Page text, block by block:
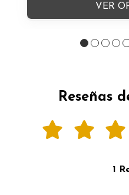
VER
Reseñas
1